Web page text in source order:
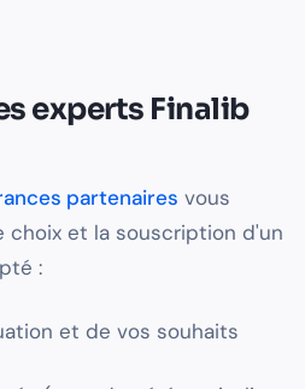
experts Finalib
partenaires vous
choix et la souscription d'un
:
et de vos souhaits